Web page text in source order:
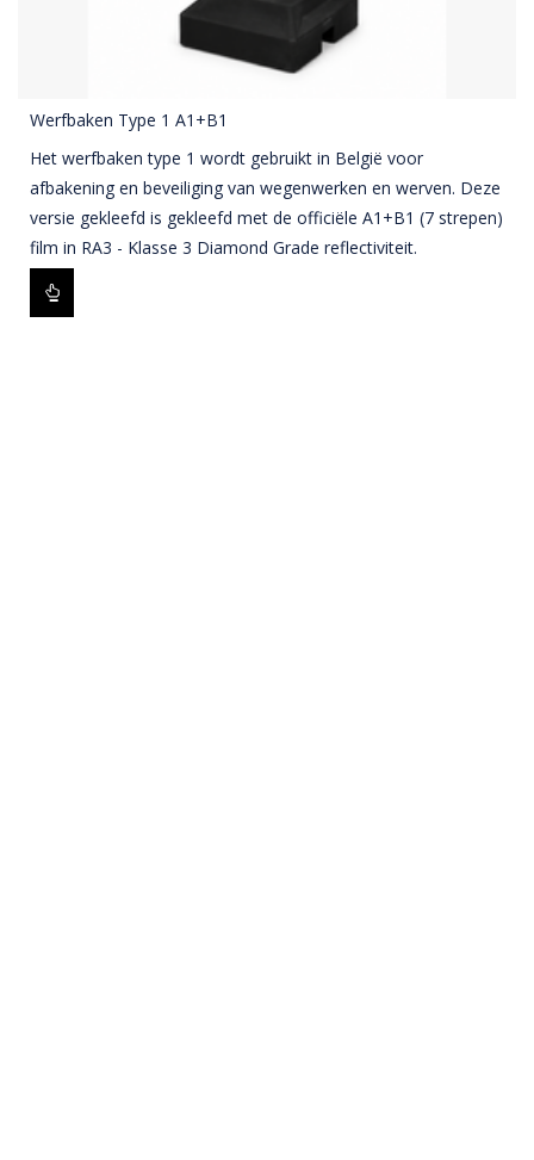
Werfbaken Type 1 A1+B1
Het werfbaken type 1 wordt gebruikt in België voor
afbakening en beveiliging van wegenwerken en werven. Deze
versie gekleefd is gekleefd met de officiële A1+B1 (7 strepen)
film in RA3 - Klasse 3 Diamond Grade reflectiviteit.